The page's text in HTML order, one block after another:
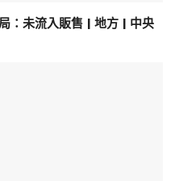
：未流入販售 | 地方 | 中央